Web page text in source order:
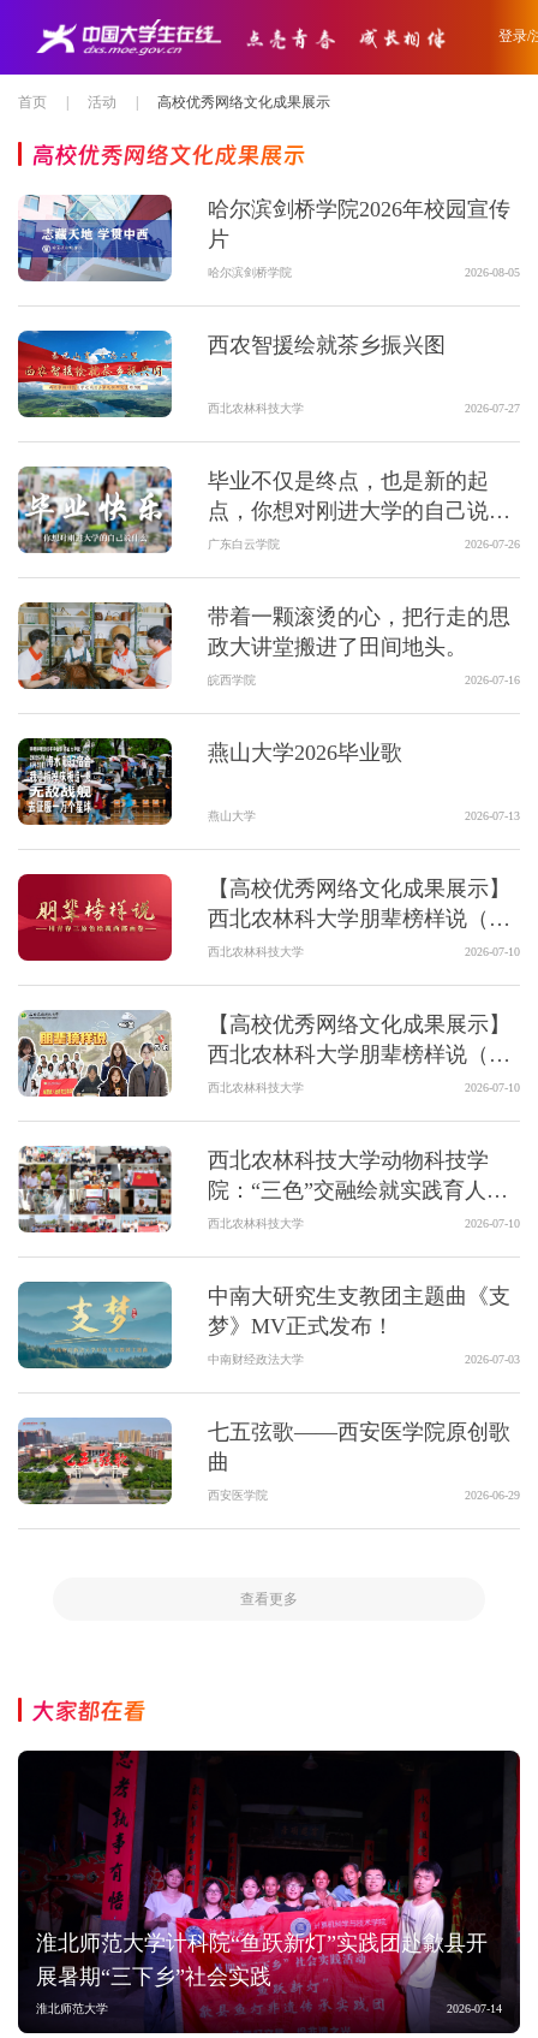
登录/
首页 活动 高校优秀网络文化成果展示
高校优秀网络文化成果展示
哈尔滨剑桥学院2026年校园宣传
片
哈尔滨剑桥学院 2026-08-05
西农智援绘就茶乡振兴图
西北农林科技大学 2026-07-27
毕业不仅是终点，也是新的起
点，你想对刚进大学的自己说什
么？
广东白云学院 2026-07-26
带着一颗滚烫的心，把行走的思
政大讲堂搬进了田间地头。
皖西学院 2026-07-16
燕山大学2026毕业歌
燕山大学 2026-07-13
【高校优秀网络文化成果展示】
西北农林科大学朋辈榜样说（第
六期）
西北农林科技大学 2026-07-10
【高校优秀网络文化成果展示】
西北农林科大学朋辈榜样说（第
五期）
西北农林科技大学 2026-07-10
西北农林科技大学动物科技学
院：“三色”交融绘就实践育人新
画
西北农林科技大学 2026-07-10
中南大研究生支教团主题曲《支
梦》MV正式发布！
中南财经政法大学 2026-07-03
七五弦歌——西安医学院原创歌
曲
西安医学院 2026-06-29
查看更多
大家都在看
淮北师范大学计科院“鱼跃新灯”实践团赴歙县开
展暑期“三下乡”社会实践
淮北师范大学 2026-07-14